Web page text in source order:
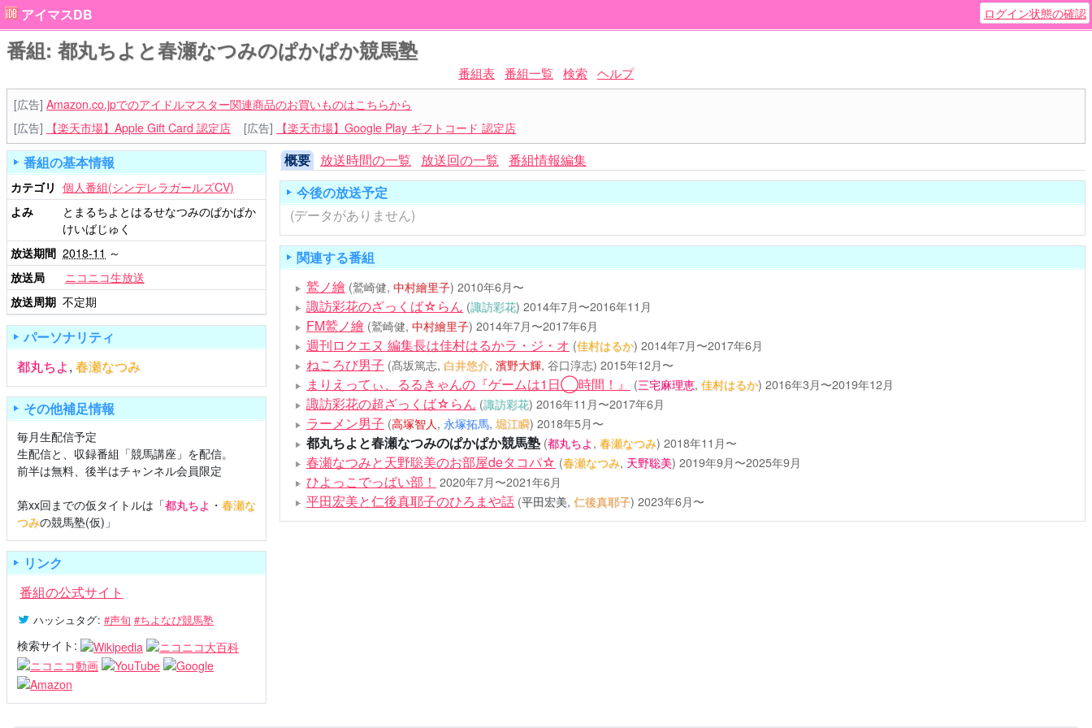
アイマスDB ログイン状態の確認
番組: 都丸ちよと春瀬なつみのぱかぱか競馬塾
番組表 番組一覧 検索 ヘルプ
[広告] Amazon.co.jpでのアイドルマスター関連商品のお買いものはこちらから
[広告]
【楽天市場】Apple Gift Card 認定店 [広告] 【楽天市場】Google Play ギフトコード 認定店
概要 放送時間の一覧 放送回の一覧 番組情報編集
今後の放送予定
(データがありません)
関連する番組
鷲ノ繪 (鷲崎健, 中村繪里子) 2010年6月〜
諏訪彩花のざっくば☆らん (諏訪彩花) 2014年7月〜2016年11月
FM鷲ノ繪 (鷲崎健, 中村繪里子) 2014年7月〜2017年6月
週刊ロクエヌ 編集長は佳村はるかラ・ジ・オ (佳村はるか) 2014年7月〜2017年6月
ねころび男子 (髙坂篤志, 白井悠介, 濱野大輝, 谷口淳志) 2015年12月〜
まりえってぃ、るるきゃんの『ゲームは1日◯時間！』 (三宅麻理恵, 佳村はるか) 2016年3月〜2019年12月
諏訪彩花の超ざっくば☆らん (諏訪彩花) 2016年11月〜2017年6月
ラーメン男子 (高塚智人, 永塚拓馬, 堀江瞬) 2018年5月〜
都丸ちよと春瀬なつみのぱかぱか競馬塾 (都丸ちよ , 春瀬なつみ) 2018年11月〜
春瀬なつみと天野聡美のお部屋deタコパ☆ (春瀬なつみ, 天野聡美) 2019年9月〜2025年9月
ひよっこでっばい部！ 2020年7月〜2021年6月
平田宏美と仁後真耶子のひろまや話 (平田宏美, 仁後真耶子) 2023年6月〜
番組の基本情報
カテゴリ 個人番組(シンデレラガールズCV)
よみ
とまるちよとはるせなつみのぱかぱか
けいばじゅく
放送期間 2018-11 ～
放送局
ニコニコ生放送
放送周期 不定期
パーソナリティ
都丸ちよ, 春瀬なつみ
その他補足情報
毎月生配信予定
生配信と、収録番組「競馬講座」を配信。
前半は無料、後半はチャンネル会員限定
第xx回までの仮タイトルは「都丸ちよ ・ 春瀬な
つみの競馬塾(仮)」
リンク
番組の公式サイト
ハッシュタグ: #声旬 #ちよなぴ競馬塾
検索サイト: